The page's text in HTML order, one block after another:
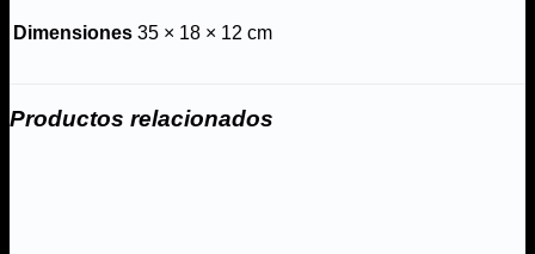
Dimensiones 35 × 18 × 12 cm
Productos relacionados